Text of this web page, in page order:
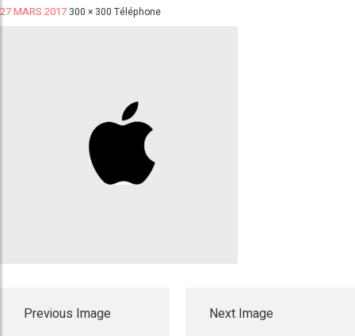
27 MARS 2017 300 × 300 Téléphone
Previous Image Next Image